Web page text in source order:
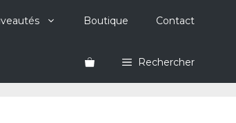
Boutique Contact
Rechercher